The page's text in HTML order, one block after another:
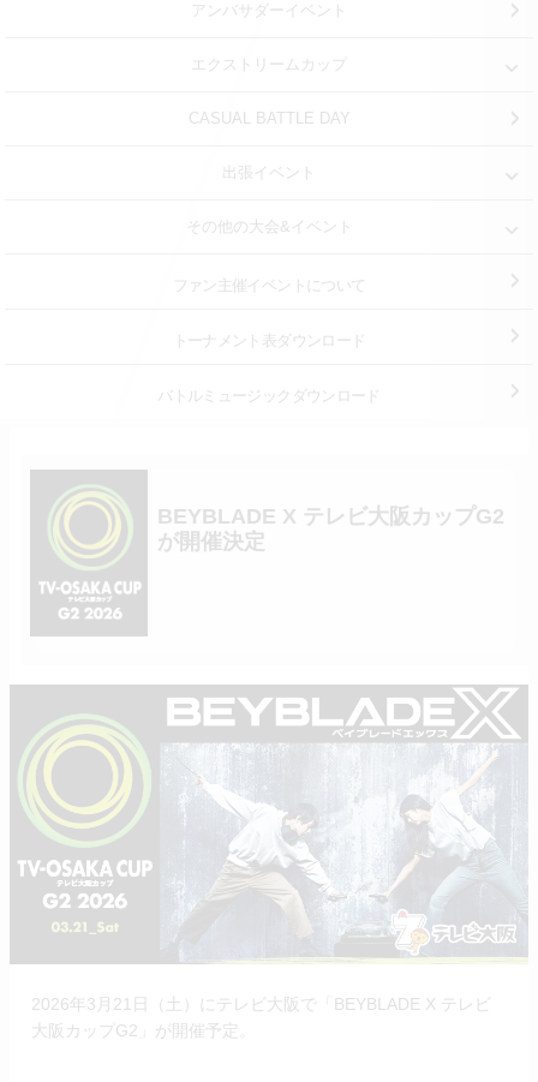
アンバサダーイベント
エクストリームカップ
CASUAL BATTLE DAY
出張イベント
その他の大会&イベント
ファン主催イベントについて
トーナメント表ダウンロード
バトルミュージック ダウンロード
BEYBLADE X テレビ大阪カップG2
が開催決定
2026年3月21日（土）にテレビ大阪で「BEYBLADE X テレビ
大阪カップG2」が開催予定。